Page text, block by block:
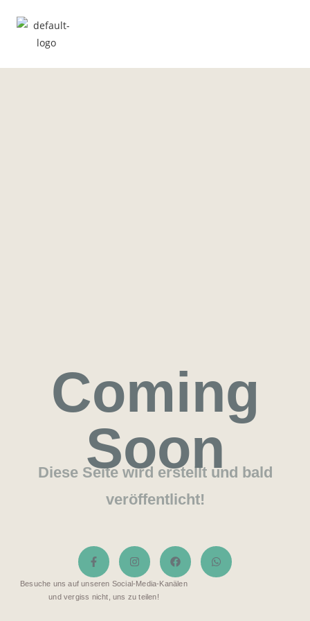
Coming
Soon
Diese Seite wird erstellt und bald
veröffentlicht!
Besuche uns auf unseren Social-Media-Kanälen
und vergiss nicht, uns zu teilen!